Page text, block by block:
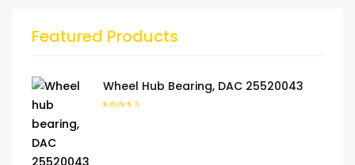
Featured Products
Wheel Hub Bearing, DAC 25520043